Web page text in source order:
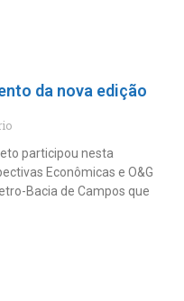
da nova edição
participou nesta
Econômicas e O&G
Bacia de Campos que